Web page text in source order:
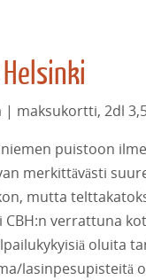
maksukortti, 2dl
puistoon
merkittävästi
mutta
verrattuna
oluita
lasinpesupisteitä